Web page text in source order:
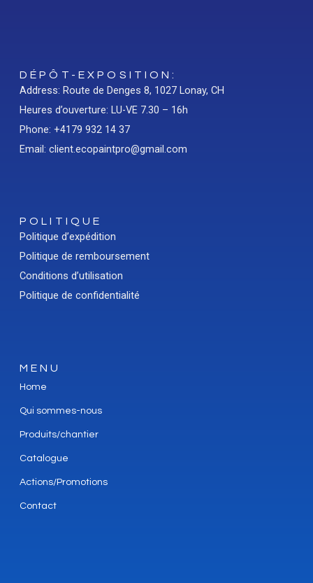
DÉPÔT-EXPOSITION:
Address: Route de Denges 8, 1027 Lonay, CH
Heures d’ouverture: LU-VE 7.30 – 16h
Phone: +4179 932 14 37
Email: client.ecopaintpro@gmail.com
POLITIQUE
Politique d’expédition
Politique de remboursement
Conditions d’utilisation
Politique de confidentialité
MENU
Home
Qui sommes-nous
Produits/chantier
Catalogue
Actions/Promotions
Contact